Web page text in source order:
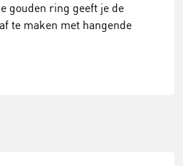
gouden ring geeft je de
te maken met hangende